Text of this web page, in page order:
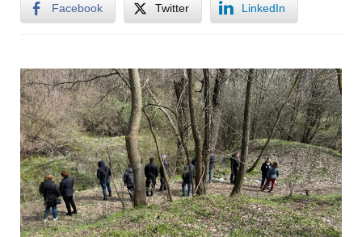
Facebook Twitter LinkedIn